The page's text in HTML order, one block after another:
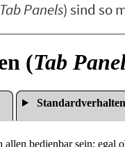
Tab Panels) sind so